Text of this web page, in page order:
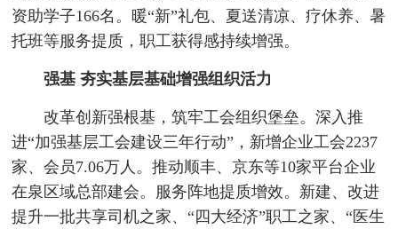
资助学子166名。暖“新”礼包、夏送清凉、疗休养、暑
托班等服务提质，职工获得感持续增强。
强基 夯实基层基础增强组织活力
改革创新强根基，筑牢工会组织堡垒。深入推
进“加强基层工会建设三年行动”，新增企业工会2237
家、会员7.06万人。推动顺丰、京东等10家平台企业
在泉区域总部建会。服务阵地提质增效。新建、改进
提升一批共享司机之家、“四大经济”职工之家、“医生